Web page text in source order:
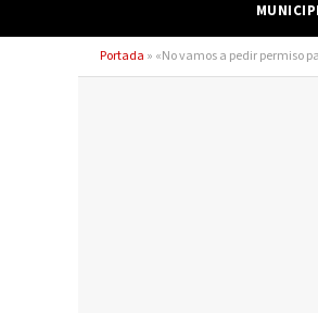
Portada » «No vamos a pedir permiso